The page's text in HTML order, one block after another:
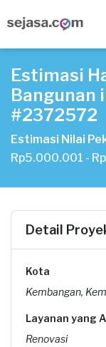
Estimasi
Bangunan
#2372572
Estimasi Nilai
Rp5.000.001 -
Detail
Kota
Kembangan,
Layanan yang
Renovasi